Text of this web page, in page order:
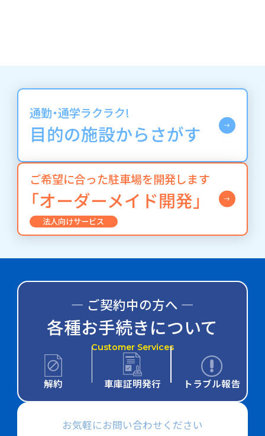
通勤・通学ラクラク!
目的の施設からさがす
ご希望に合った駐車場を開発します
「オーダーメイド開発」
法人向けサービス
― ご契約中の方へ ―
各種お手続きについて
Customer Services
解約 車庫証明発行 トラブル報告
お気軽にお問い合わせください